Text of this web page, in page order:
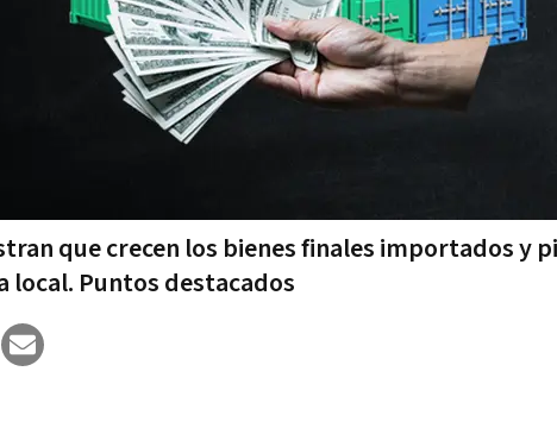
que crecen los bienes finales importados y
local. Puntos destacados